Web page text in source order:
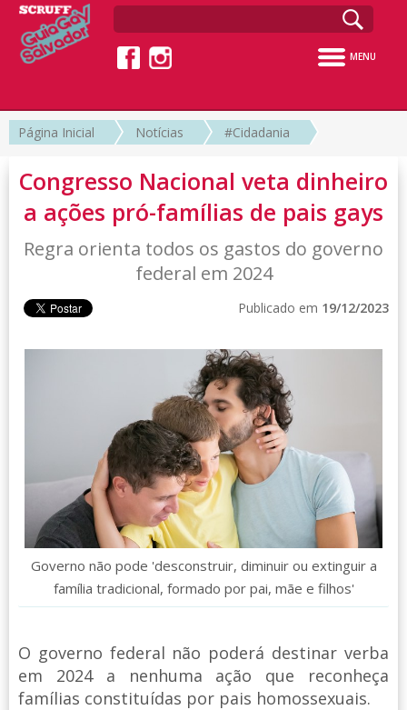
MENU
Página Inicial Notícias #Cidadania
Congresso Nacional veta dinheiro
a ações pró-famílias de pais gays
Regra orienta todos os gastos do governo
federal em 2024
Publicado em 19/12/2023
Governo não pode 'desconstruir, diminuir ou extinguir a
família tradicional, formado por pai, mãe e filhos'
O governo federal não poderá destinar verba
em 2024 a nenhuma ação que reconheça
famílias constituídas por pais homossexuais.